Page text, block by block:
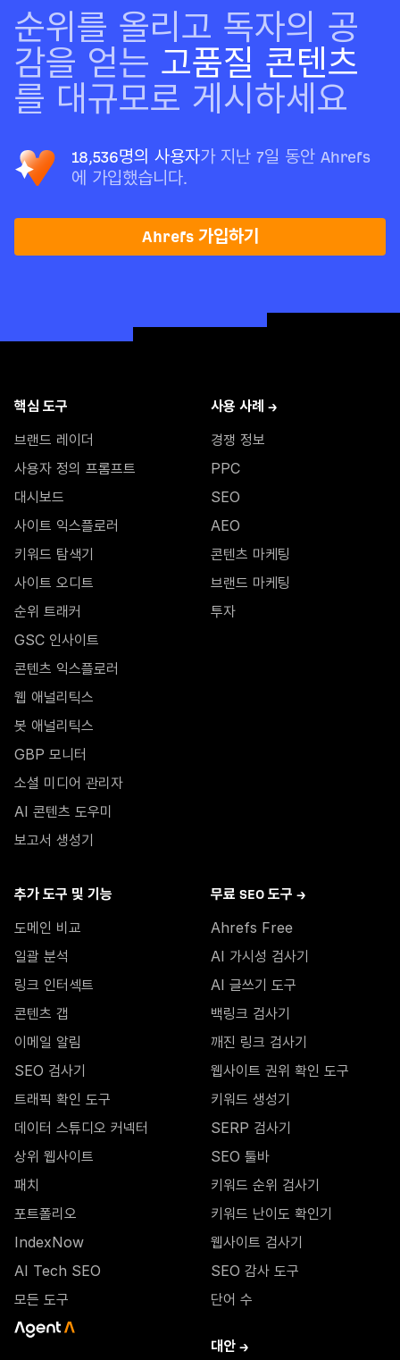
순위를 올리고 독자의 공
감을 얻는 고품질 콘텐츠
를 대규모로 게시하세요
18,536명의 사용자가 지난 7일 동안 Ahrefs
에 가입했습니다.
Ahrefs 가입하기
핵심 도구
브랜드 레이더
사용자 정의 프롬프트
대시보드
사이트 익스플로러
키워드 탐색기
사이트 오디트
순위 트래커
GSC 인사이트
콘텐츠 익스플로러
웹 애널리틱스
봇 애널리틱스
GBP 모니터
소셜 미디어 관리자
AI 콘텐츠 도우미
보고서 생성기
사용 사례 →
경쟁 정보
PPC
SEO
AEO
콘텐츠 마케팅
브랜드 마케팅
투자
추가 도구 및 기능
도메인 비교
일괄 분석
링크 인터섹트
콘텐츠 갭
이메일 알림
SEO 검사기
트래픽 확인 도구
데이터 스튜디오 커넥터
상위 웹사이트
패치
포트폴리오
IndexNow
AI Tech SEO
모든 도구
무료 SEO 도구 →
Ahrefs Free
AI 가시성 검사기
AI 글쓰기 도구
백링크 검사기
깨진 링크 검사기
웹사이트 권위 확인 도구
키워드 생성기
SERP 검사기
SEO 툴바
키워드 순위 검사기
키워드 난이도 확인기
웹사이트 검사기
SEO 감사 도구
단어 수
대안 →